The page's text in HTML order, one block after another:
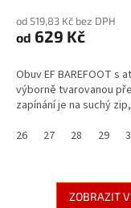
od 519,83 Kč bez DPH
od 629 Kč
Obuv EF BAREFOOT
výborně tvarovanou
zapínání je na suchý
26
27 28 29
ZOBRAZIT